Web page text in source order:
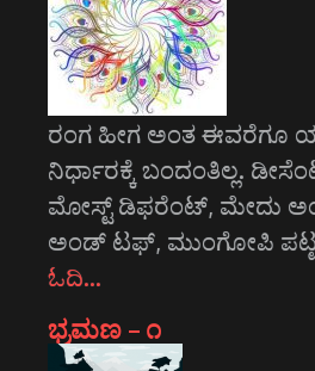
ರಂಗ ಹೀಗ ಅಂತ ಈವರೆಗೂ
ನಿರ್ಧಾರಕ್ಕೆ ಬಂದಂತಿಲ್ಲ.
ಮೋಸ್ಟ್‌ ಡಿಫರೆಂಟ್‌, ಮೇದು
ಅಂಡ್ ಟಫ್, ಮುಂಗೋಪಿ ಪಟ್ಟ
ಓದಿ…
ಭ್ರಮಣ – ೧